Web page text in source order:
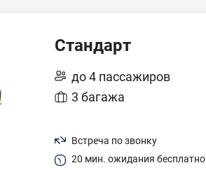
Стандарт
до 4 пассажиров
3 багажа
Встреча по звонку
20 мин. ожидания бесплатно